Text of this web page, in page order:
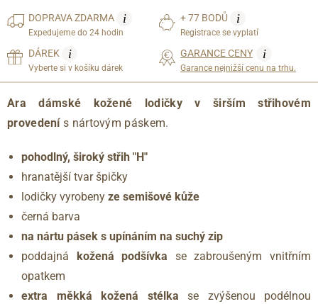
DOPRAVAZDARMA i
Expedujeme do 24 hodin
+ 77 BODŮ i
Registrace se vyplatí
DÁREK i
Vyberte si v košíku dárek
GARANCE CENY i
Garance nejnižší cenu na trhu.
Ara dámské kožené lodičky v širším střihovém
provedenís nártovým páskem.
pohodlný, široký střih "H"
hranatější tvar špičky
lodičky vyrobeny ze semišové kůže
černá barva
na nártu pásek s upínáním na suchý zip
poddajná kožená podšívka se zabroušeným vnitřním
opatkem
extra měkká kožená stélka se zvýšenou podélnou